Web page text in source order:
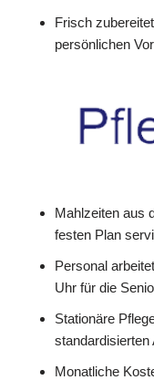
Frisch
persönlichen
Mahlzeiten aus
festen Plan
Personal
Uhr für die
Stationäre
standardisierten
Monatliche